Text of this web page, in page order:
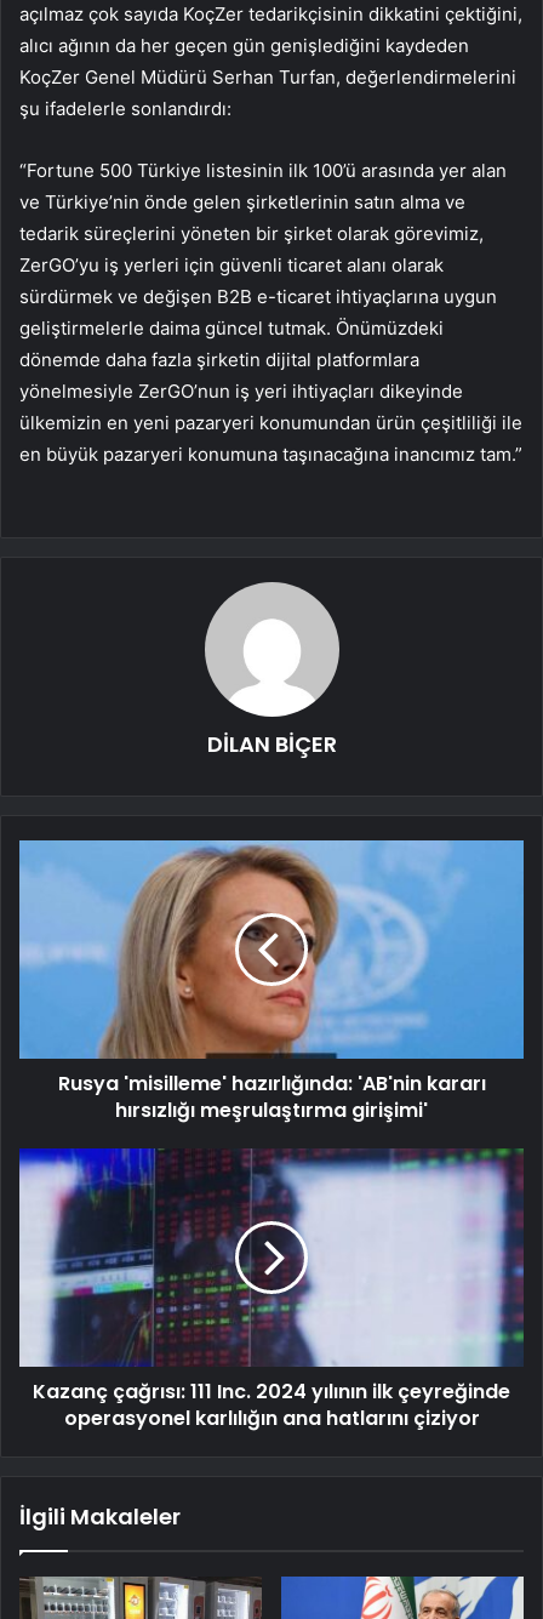
açılmaz çok sayıda KoçZer tedarikçisinin dikkatini çektiğini,
alıcı ağının da her geçen gün genişlediğini kaydeden
KoçZer Genel Müdürü Serhan Turfan, değerlendirmelerini
şu ifadelerle sonlandırdı:
“Fortune 500 Türkiye listesinin ilk 100’ü arasında yer alan
ve Türkiye’nin önde gelen şirketlerinin satın alma ve
tedarik süreçlerini yöneten bir şirket olarak görevimiz,
ZerGO’yu iş yerleri için güvenli ticaret alanı olarak
sürdürmek ve değişen B2B e-ticaret ihtiyaçlarına uygun
geliştirmelerle daima güncel tutmak. Önümüzdeki
dönemde daha fazla şirketin dijital platformlara
yönelmesiyle ZerGO’nun iş yeri ihtiyaçları dikeyinde
ülkemizin en yeni pazaryeri konumundan ürün çeşitliliği ile
en büyük pazaryeri konumuna taşınacağına inancımız tam.”
DİLAN BİÇER
Rusya 'misilleme' hazırlığında: 'AB'nin kararı
hırsızlığı meşrulaştırma girişimi'
Kazanç çağrısı: 111 Inc. 2024 yılının ilk çeyreğinde
operasyonel karlılığın ana hatlarını çiziyor
İlgili Makaleler